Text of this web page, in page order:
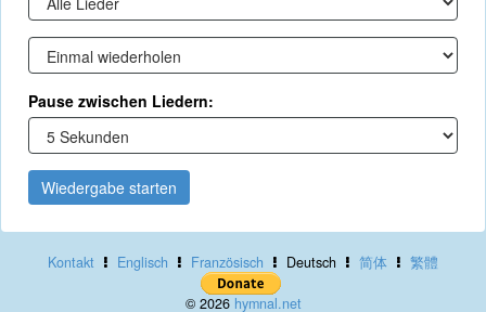
Pause zwischen Liedern:
Wiedergabe starten
Kontakt Englisch Französisch Deutsch 简体 繁體
© 2026 hymnal.net